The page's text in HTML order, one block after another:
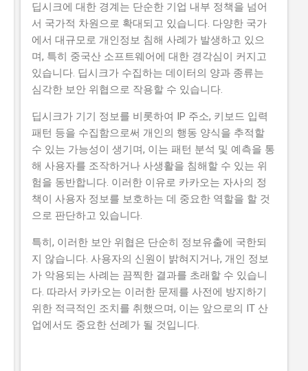
딥시크에 대한 경계는 단순한 기업 내부 정책을 넘어
서 국가적 차원으로 확대되고 있습니다. 다양한 국가
에서 대규모로 개인정보 침해 사례가 발생하고 있으
며, 특히 중국산 소프트웨어에 대한 경각심이 커지고
있습니다. 딥시크가 수집하는 데이터의 양과 종류는
심각한 보안 위협으로 작용할 수 있습니다.
딥시크가 기기 정보를 비롯하여 IP 주소, 키보드 입력
패턴 등을 수집함으로써 개인의 행동 양식을 추적할
수 있는 가능성이 생기며, 이는 패턴 분석 및 예측을 통
해 사용자를 조작하거나 사생활을 침해할 수 있는 위
험을 동반합니다. 이러한 이유로 카카오는 자사의 정
책이 사용자 정보를 보호하는 데 중요한 역할을 할 것
으로 판단하고 있습니다.
특히, 이러한 보안 위협은 단순히 정보유출에 국한되
지 않습니다. 사용자의 신원이 밝혀지거나, 개인 정보
가 악용되는 사례는 끔찍한 결과를 초래할 수 있습니
다. 따라서 카카오는 이러한 문제를 사전에 방지하기
위한 적극적인 조치를 취했으며, 이는 앞으로의 IT 산
업에서도 중요한 선례가 될 것입니다.